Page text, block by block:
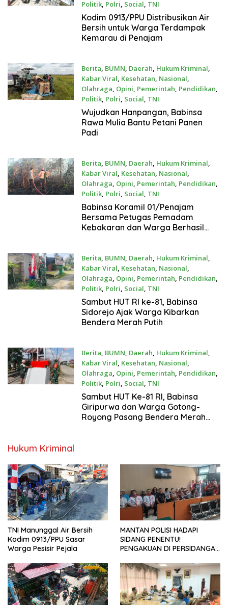
Politik, Polri, Social, TNI
Agustus 5, 2026
Kodim 0913/PPU Distribusikan Air
Bersih untuk Warga Terdampak
Kemarau di Penajam
Berita, BUMN, Daerah, Hukum Kriminal,
Kabar Viral, Kesehatan, Nasional,
Olahraga, Opini, Pemerintah, Pendidikan,
Politik, Polri, Social, TNI
Agustus 3, 2026
Wujudkan Hanpangan, Babinsa
Rawa Mulia Bantu Petani Panen
Padi
Berita, BUMN, Daerah, Hukum Kriminal,
Kabar Viral, Kesehatan, Nasional,
Olahraga, Opini, Pemerintah, Pendidikan,
Politik, Polri, Social, TNI
Agustus 2, 2026
Babinsa Koramil 01/Penajam
Bersama Petugas Pemadam
Kebakaran dan Warga Berhasil
Berita, BUMN, Daerah, Hukum Kriminal,
Kabar Viral, Kesehatan, Nasional,
Olahraga, Opini, Pemerintah, Pendidikan,
Politik, Polri, Social, TNI
Agustus 2, 2026
Sambut HUT RI ke-81, Babinsa
Sidorejo Ajak Warga Kibarkan
Bendera Merah Putih
Berita, BUMN, Daerah, Hukum Kriminal,
Kabar Viral, Kesehatan, Nasional,
Olahraga, Opini, Pemerintah, Pendidikan,
Politik, Polri, Social, TNI
Agustus 2, 2026
Sambut HUT Ke-81 RI, Babinsa
Giripurwa dan Warga Gotong-
Royong Pasang Bendera Merah
Hukum Kriminal
TNI Manunggal Air Bersih
Kodim 0913/PPU Sasar
Warga Pesisir Pejala
MANTAN POLISI HADAPI
SIDANG PENENTU!
PENGAKUAN DI PERSIDANGAN
JADI PERHATIAN NASIONAL